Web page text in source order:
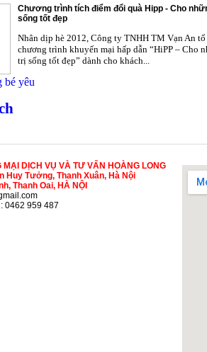
Chương trình tích điểm đổi quà Hipp - Cho
sống tốt đẹp
Nhân dịp hè 2012, Công ty TNHH TM Vạn An
chương trình khuyến mại hấp dẫn “HiPP – Cho
trị sống tốt đẹp” dành cho khách...
bé yêu
MẠI DỊCH VỤ VÀ TƯ VẤN HOÀNG LONG
Huy Tưởng, Thanh Xuân, Hà Nội
Thanh Oai, HÀ NỘI
0462 959 487